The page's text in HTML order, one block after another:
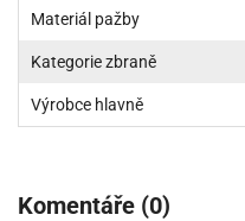
Materiál pažby
Kategorie zbraně
Výrobce hlavně
Komentáře (0)